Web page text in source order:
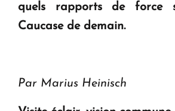
quels rapports de force
Caucase de demain.
Par Marius Heinisch